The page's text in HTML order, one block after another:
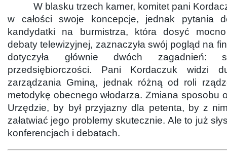
W blasku trzech kamer, komitet pani
w całości swoje koncepcje, jednak pytania
kandydatki na burmistrza, która dosyć
debaty telewizyjnej, zaznaczyła swój pogląd na
dotyczyła głównie dwóch zagadnień:
przedsiębiorczości. Pani Kordaczuk widzi
zarządzania Gminą, jednak różną od roli
metodykę obecnego włodarza. Zmiana sposobu
Urzędzie, by był przyjazny dla petenta, by z
załatwiać jego problemy skutecznie. Ale to już
konferencjach i debatach.